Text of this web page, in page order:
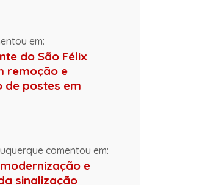
em:
do São Félix
remoção e
de postes em
comentou em:
e
sinalização